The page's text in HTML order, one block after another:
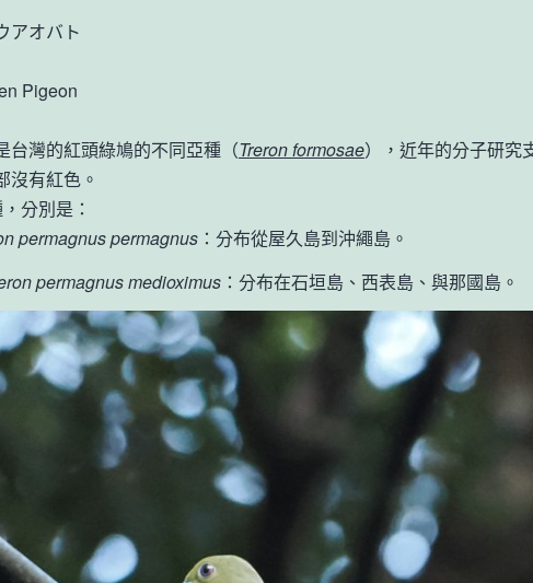
アオバト
Pigeon
台灣的紅頭綠鳩的不同亞種（Treron formosae），近年的分子研究
沒有紅色。
分別是：
permagnus permagnus ：分布從屋久島到沖繩島。
permagnus medioximus ：分布在石垣島、西表島、與那國島。